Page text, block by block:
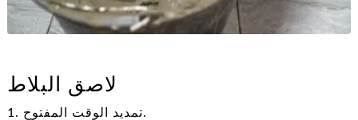
لاصق البلاط
1. تمديد الوقت المفتوح.